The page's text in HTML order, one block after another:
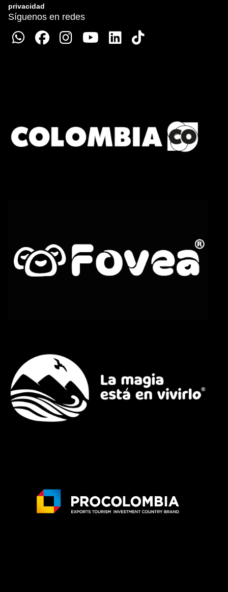
privacidad
Síguenos en redes